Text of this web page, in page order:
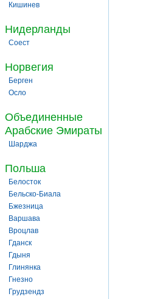
Кишинев
Нидерланды
Соест
Норвегия
Берген
Осло
Объединенные
Арабские Эмираты
Шарджа
Польша
Белосток
Бельско-Биала
Бжезница
Варшава
Вроцлав
Гданск
Гдыня
Глинянка
Гнезно
Грудзендз